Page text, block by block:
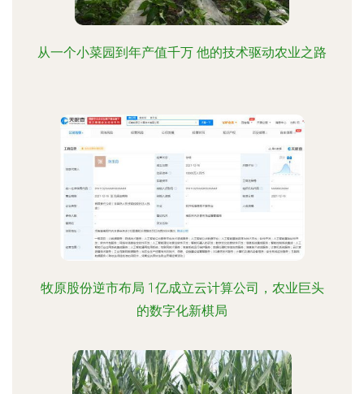
从一个小菜园到年产值千万 他的技术驱动农业之路
牧原股份逆市布局 1亿成立云计算公司，农业巨头
的数字化新棋局